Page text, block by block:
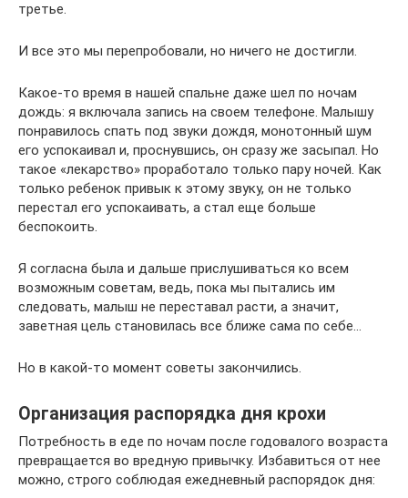
третье.
И все это мы перепробовали, но ничего не достигли.
Какое-то время в нашей спальне даже шел по ночам
дождь: я включала запись на своем телефоне. Малышу
понравилось спать под звуки дождя, монотонный шум
его успокаивал и, проснувшись, он сразу же засыпал. Но
такое «лекарство» проработало только пару ночей. Как
только ребенок привык к этому звуку, он не только
перестал его успокаивать, а стал еще больше
беспокоить.
Я согласна была и дальше прислушиваться ко всем
возможным советам, ведь, пока мы пытались им
следовать, малыш не переставал расти, а значит,
заветная цель становилась все ближе сама по себе…
Но в какой-то момент советы закончились.
Организация распорядка дня крохи
Потребность в еде по ночам после годовалого возраста
превращается во вредную привычку. Избавиться от нее
можно, строго соблюдая ежедневный распорядок дня: